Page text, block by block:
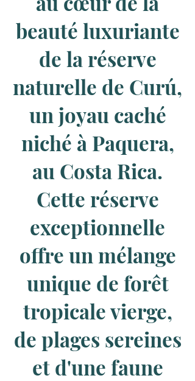
beauté luxuriante
de la réserve
naturelle de Curú,
un joyau caché
niché à Paquera,
au Costa Rica.
Cette réserve
exceptionnelle
offre un mélange
unique de forêt
tropicale vierge,
de plages sereines
et d'une faune